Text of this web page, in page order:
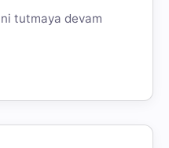
tutmaya devam